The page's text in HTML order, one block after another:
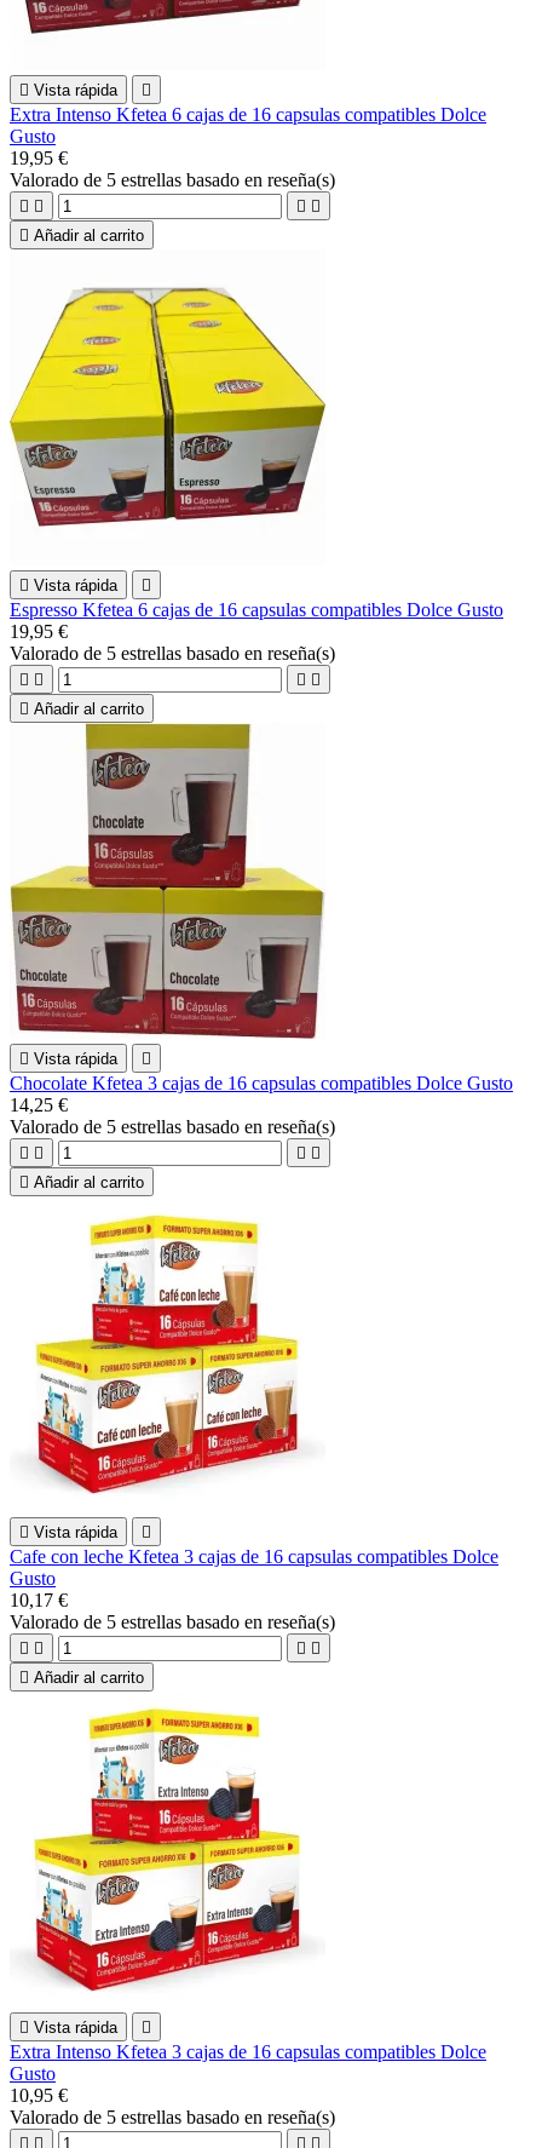
 Vista rápida 
Extra Intenso Kfetea 6 cajas de 16 capsulas compatibles Dolce
Gusto
19,95 €
Valorado de 5 estrellas basado en reseña(s)
   
 Añadir al carrito
 Vista rápida 
Espresso Kfetea 6 cajas de 16 capsulas compatibles Dolce Gusto
19,95 €
Valorado de 5 estrellas basado en reseña(s)
   
 Añadir al carrito
 Vista rápida 
Chocolate Kfetea 3 cajas de 16 capsulas compatibles Dolce Gusto
14,25 €
Valorado de 5 estrellas basado en reseña(s)
   
 Añadir al carrito
 Vista rápida 
Cafe con leche Kfetea 3 cajas de 16 capsulas compatibles Dolce
Gusto
10,17 €
Valorado de 5 estrellas basado en reseña(s)
   
 Añadir al carrito
 Vista rápida 
Extra Intenso Kfetea 3 cajas de 16 capsulas compatibles Dolce
Gusto
10,95 €
Valorado de 5 estrellas basado en reseña(s)
   